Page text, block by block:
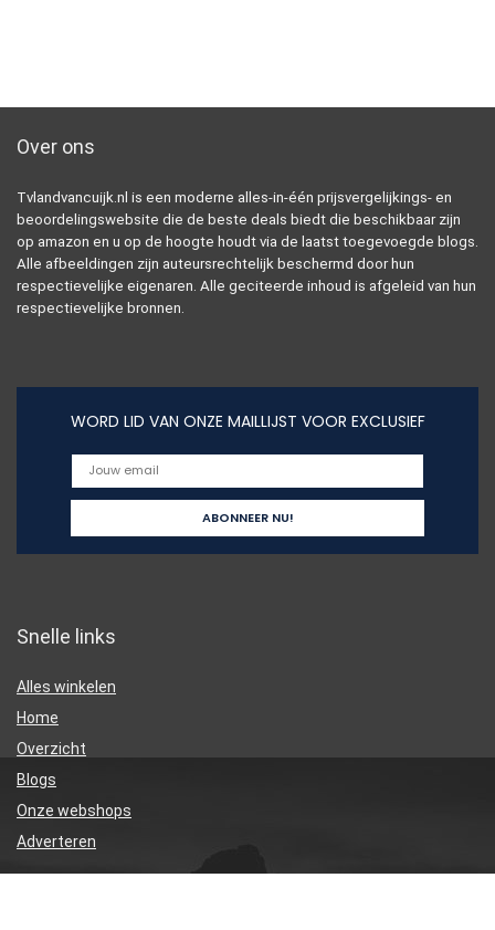
Over ons
Tvlandvancuijk.nl is een moderne alles-in-één prijsvergelijkings- en
beoordelingswebsite die de beste deals biedt die beschikbaar zijn
op amazon en u op de hoogte houdt via de laatst toegevoegde blogs.
Alle afbeeldingen zijn auteursrechtelijk beschermd door hun
respectievelijke eigenaren. Alle geciteerde inhoud is afgeleid van hun
respectievelijke bronnen.
WORD LID VAN ONZE MAILLIJST VOOR EXCLUSIEF
Snelle links
Alles winkelen
Home
Overzicht
Blogs
Onze webshops
Adverteren